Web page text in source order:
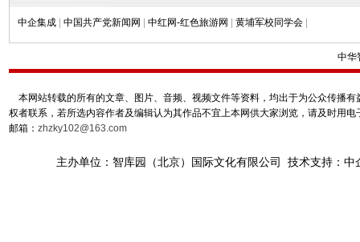
中企集成 中国共产党新闻网 中红网-红色旅游网 黄埔军校同学会
中华
本网站转载的所有的文章、图片、音频、视频文件等资料，均出于为公众传播
权者联系，若所选内容作者及编辑认为其作品不宜上本网供大家浏览，请及时用
邮箱： zhzky102@163.com
主办单位：智库园（北京）国际文化有限公司 技术支持：